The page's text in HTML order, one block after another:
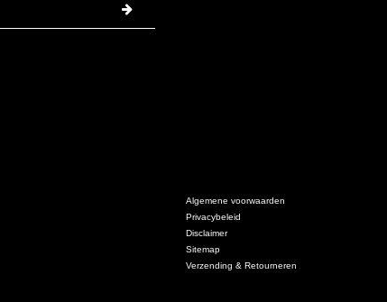
Algemene voorwaarden
Privacybeleid
Disclaimer
Sitemap
Verzending & Retourneren